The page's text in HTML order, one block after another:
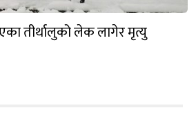
तीर्थालुको लेक लागेर मृत्यु